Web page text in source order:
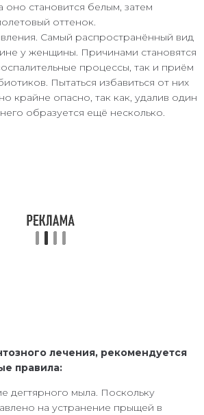
оно становится белым, затем
оттенок.
Самый распространённый вид
у женщины. Причинами становятся
процессы, так и приём
Пытаться избавиться от них
крайне опасно, так как, удалив один
образуется ещё несколько.
лечения, рекомендуется
правила:
дегтярного мыла. Поскольку
на устранение прыщей в